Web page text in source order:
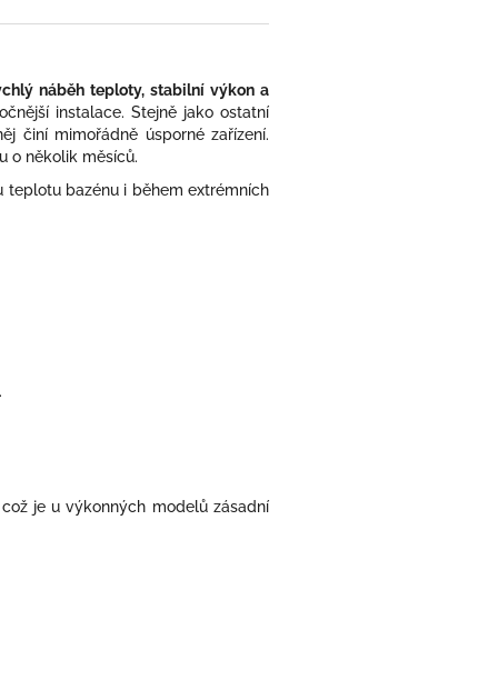
náběh teploty, stabilní výkon a
instalace. Stejně jako ostatní
činí mimořádně úsporné zařízení.
o několik měsíců.
teplotu bazénu i během extrémních
je u výkonných modelů zásadní